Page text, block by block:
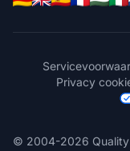
Privacy
© 2004-2026 Quality